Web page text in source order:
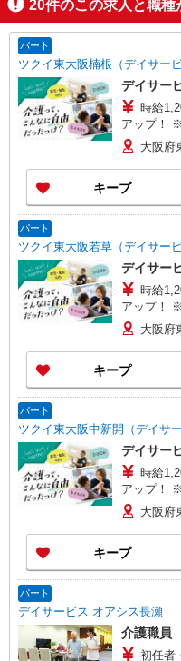
20件のこの求人と職種
パート
ツクイ東大阪楠根（デイサービ
デイサー
時給1,200円〜
アップ！
大阪府
キープ
パート
ツクイ東大阪若草（デイサービ
デイサー
時給1,200円〜
アップ！
大阪府
キープ
パート
ツクイ東大阪中新開（デイサー
デイサー
時給1,200円〜
アップ！
大阪府
キープ
パート
デイサービス オアシス長瀬
介護職員
初任者